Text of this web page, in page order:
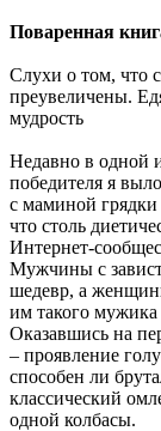
Поваренная
Слухи о том, что
преувеличены.
мудрость
Недавно в одной
победителя я
с маминой
что столь
Интернет-
Мужчины с
шедевр, а
им такого мужика
Оказавшись на
– проявление
способен ли
классический
одной колбасы.